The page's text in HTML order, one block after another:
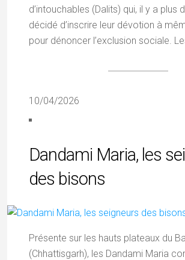
d’intouchables (Dalits) qui, il y a plus
décidé d’inscrire leur dévotion à
pour dénoncer l’exclusion sociale.
10/04/2026
Dandami Maria, les
des bisons
Présente sur les hauts plateaux du
(Chhattisgarh), les Dandami Maria